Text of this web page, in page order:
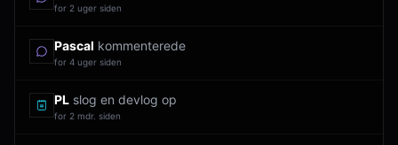
for 2 uger siden
Pascal kommenterede
for 4 uger siden
PL slog en devlog op
for 2 mdr. siden